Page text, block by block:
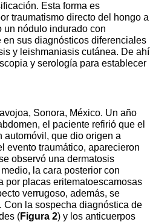
Esta forma es
traumatismo directo del hongo a
un nódulo indurado con
en sus diagnósticos diferenciales
y leishmaniasis cutánea. De ahí
y serología para establecer
Sonora, México. Un año
el paciente refirió que el
automóvil, que dio origen a
evento traumático, aparecieron
observó una dermatosis
la cara posterior con
por placas eritematoescamosas
verrugoso, además, se
Con la sospecha diagnóstica de
(Figura 2) y los anticuerpos